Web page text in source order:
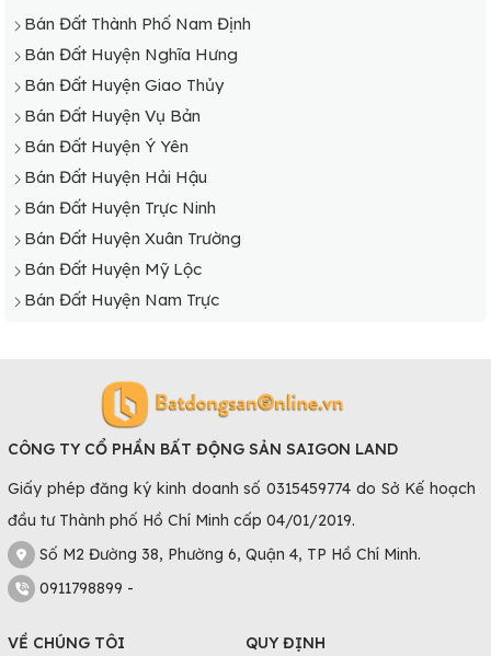
Bán Đất Xã Hải Trung
Bán Đất Xã Hải Vân
Bán Đất Xã Hải Xuân
Bán Đất Thành Phố Nam Định
Bán Đất Huyện Nghĩa Hưng
Bán Đất Huyện Giao Thủy
Bán Đất Huyện Vụ Bản
Bán Đất Huyện Ý Yên
Bán Đất Huyện Hải Hậu
Bán Đất Huyện Trực Ninh
Bán Đất Huyện Xuân Trường
Bán Đất Huyện Mỹ Lộc
Bán Đất Huyện Nam Trực
CÔNG TY CỔ PHẦN BẤT ĐỘNG SẢN SAIGON LAND
Giấy phép đăng ký kinh doanh số 0315459774 do Sở Kế hoạch
đầu tư Thành phố Hồ Chí Minh cấp 04/01/2019.
Số M2 Đường 38, Phường 6, Quận 4, TP Hồ Chí Minh.
0911798899 -
VỀ CHÚNG TÔI
QUY ĐỊNH